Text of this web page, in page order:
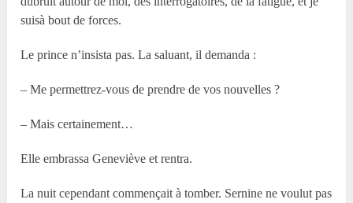
suisà bout de forces.
Le prince n’insista pas. La saluant, il demanda :
– Me permettrez-vous de prendre de vos nouvelles ?
– Mais certainement…
Elle embrassa Geneviève et rentra.
La nuit cependant commençait à tomber. Sernine ne voulut pas